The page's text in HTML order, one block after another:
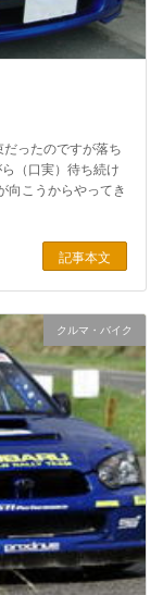
ったのですが落ち
（口実）待ち続け
向こうからやってき
記事本文
クルマ・バイク